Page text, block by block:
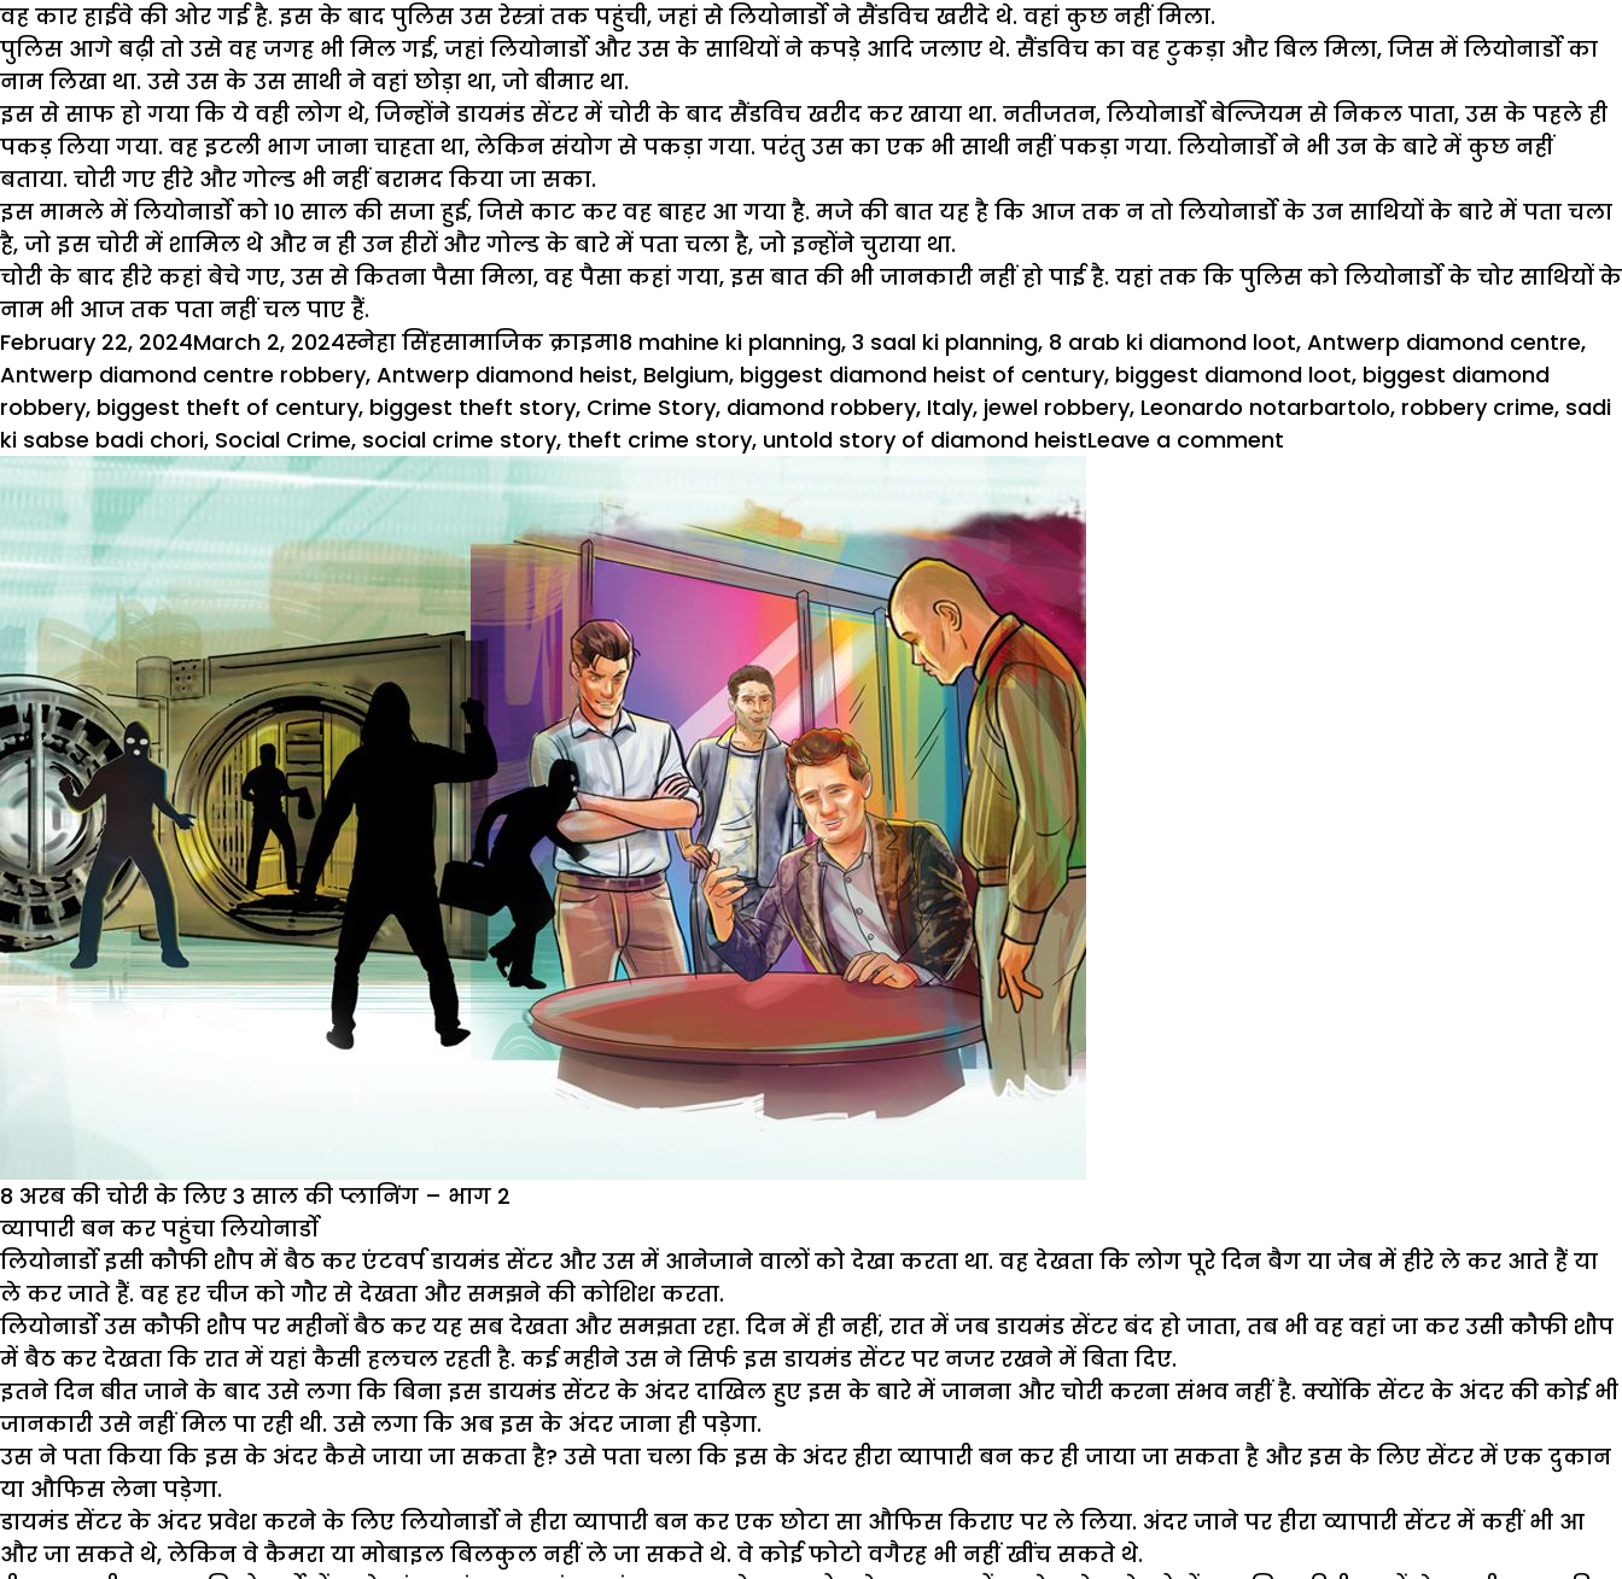
वह कार हाईवे की ओर गई है. इस के बाद पुलिस उस रेस्त्रां तक पहुंची, जहां से लियोनार्डो ने सैंडविच खरीदे थे. वहां कुछ नहीं मिला.
पुलिस आगे बढ़ी तो उसे वह जगह भी मिल गई, जहां लियोनार्डो और उस के साथियों ने कपड़े आदि जलाए थे. सैंडविच का वह टुकड़ा और बिल मिला, जिस में लियोनार्डो का
नाम लिखा था. उसे उस के उस साथी ने वहां छोड़ा था, जो बीमार था.
इस से साफ हो गया कि ये वही लोग थे, जिन्होंने डायमंड सेंटर में चोरी के बाद सैंडविच खरीद कर खाया था. नतीजतन, लियोनार्डो बेल्जियम से निकल पाता, उस के पहले ही
पकड़ लिया गया. वह इटली भाग जाना चाहता था, लेकिन संयोग से पकड़ा गया. परंतु उस का एक भी साथी नहीं पकड़ा गया. लियोनार्डो ने भी उन के बारे में कुछ नहीं
बताया. चोरी गए हीरे और गोल्ड भी नहीं बरामद किया जा सका.
इस मामले में लियोनार्डो को 10 साल की सजा हुई, जिसे काट कर वह बाहर आ गया है. मजे की बात यह है कि आज तक न तो लियोनार्डो के उन साथियों के बारे में पता चला
है, जो इस चोरी में शामिल थे और न ही उन हीरों और गोल्ड के बारे में पता चला है, जो इन्होंने चुराया था.
चोरी के बाद हीरे कहां बेचे गए, उस से कितना पैसा मिला, वह पैसा कहां गया, इस बात की भी जानकारी नहीं हो पाई है. यहां तक कि पुलिस को लियोनार्डो के चोर साथियों के
नाम भी आज तक पता नहीं चल पाए हैं.
Posted
on
February 22, 2024March 2, 2024Author
स्नेहा सिंहCategories
सामाजिक क्राइमTags
18 mahine ki planning, 3 saal ki planning, 8 arab ki diamond loot, Antwerp diamond centre,
Antwerp diamond centre robbery, Antwerp diamond heist, Belgium, biggest diamond heist of century, biggest diamond loot, biggest diamond
robbery, biggest theft of century, biggest theft story, Crime Story, diamond robbery, Italy, jewel robbery, Leonardo notarbartolo, robbery crime, sadi
ki sabse badi chori, Social Crime, social crime story, theft crime story, untold story of diamond heistLeave a comment
8 अरब की चोरी के लिए 3 साल की प्लानिंग – भाग 2
व्यापारी बन कर पहुंचा लियोनार्डो
लियोनार्डो इसी कौफी शौप में बैठ कर एंटवर्प डायमंड सेंटर और उस में आनेजाने वालों को देखा करता था. वह देखता कि लोग पूरे दिन बैग या जेब में हीरे ले कर आते हैं या
ले कर जाते हैं. वह हर चीज को गौर से देखता और समझने की कोशिश करता.
लियोनार्डो उस कौफी शौप पर महीनों बैठ कर यह सब देखता और समझता रहा. दिन में ही नहीं, रात में जब डायमंड सेंटर बंद हो जाता, तब भी वह वहां जा कर उसी कौफी शौप
में बैठ कर देखता कि रात में यहां कैसी हलचल रहती है. कई महीने उस ने सिर्फ इस डायमंड सेंटर पर नजर रखने में बिता दिए.
इतने दिन बीत जाने के बाद उसे लगा कि बिना इस डायमंड सेंटर के अंदर दाखिल हुए इस के बारे में जानना और चोरी करना संभव नहीं है. क्योंकि सेंटर के अंदर की कोई भी
जानकारी उसे नहीं मिल पा रही थी. उसे लगा कि अब इस के अंदर जाना ही पड़ेगा.
उस ने पता किया कि इस के अंदर कैसे जाया जा सकता है? उसे पता चला कि इस के अंदर हीरा व्यापारी बन कर ही जाया जा सकता है और इस के लिए सेंटर में एक दुकान
या औफिस लेना पड़ेगा.
डायमंड सेंटर के अंदर प्रवेश करने के लिए लियोनार्डो ने हीरा व्यापारी बन कर एक छोटा सा औफिस किराए पर ले लिया. अंदर जाने पर हीरा व्यापारी सेंटर में कहीं भी आ
और जा सकते थे, लेकिन वे कैमरा या मोबाइल बिलकुल नहीं ले जा सकते थे. वे कोई फोटो वगैरह भी नहीं खींच सकते थे.